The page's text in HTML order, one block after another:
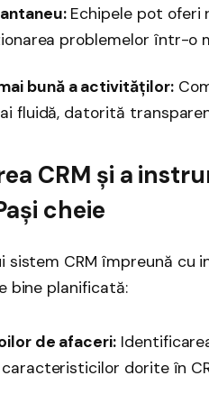
Echipele pot oferi
problemelor într-o
bună a activităților:
fluidă, datorită
CRM și a
cheie
sistem CRM împreună cu
bine planificată:
de afaceri:
dorite în